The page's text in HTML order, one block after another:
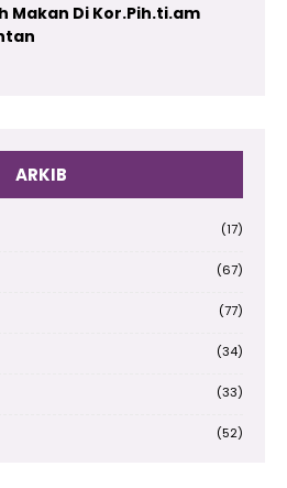
Makan Di Kor.Pih.ti.am
ARKIB
(17)
(67)
(77)
(34)
(33)
(52)